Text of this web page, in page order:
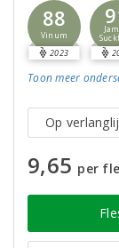
88
Vinum
2023
Toon meer
Op
9,65 per